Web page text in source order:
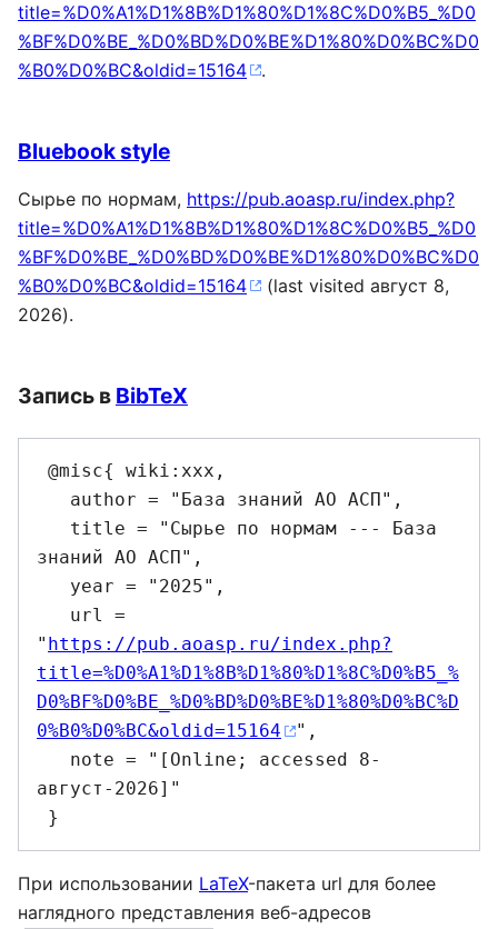
title=%D0%A1%D1%8B%D1%80%D1%8C%D0%B5_%D0
%BF%D0%BE_%D0%BD%D0%BE%D1%80%D0%BC%D0
%B0%D0%BC&oldid=15164
.
Bluebook style
Сырье по нормам, https://pub.aoasp.ru/index.php?
title=%D0%A1%D1%8B%D1%80%D1%8C%D0%B5_%D0
%BF%D0%BE_%D0%BD%D0%BE%D1%80%D0%BC%D0
%B0%D0%BC&oldid=15164
(last visited август 8,
2026).
Запись в BibTeX
знаний АО АСП",
" https://pub.aoasp.ru/index.php?
title=%D0%A1%D1%8B%D1%80%D1%8C%D0%B5_%
D0%BF%D0%BE_%D0%BD%D0%BE%D1%80%D0%BC%D
0%B0%D0%BC&oldid=15164
",
август-2026]"
При использовании LaTeX-пакета url для более
наглядного представления веб-адресов